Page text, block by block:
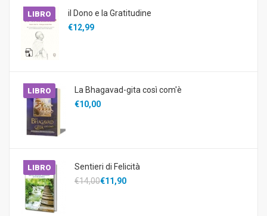
LIBRO
il Dono e la Gratitudine
€12,99
LIBRO
La Bhagavad-gita così com'è
€10,00
LIBRO
Sentieri di Felicità
€14,00€11,90